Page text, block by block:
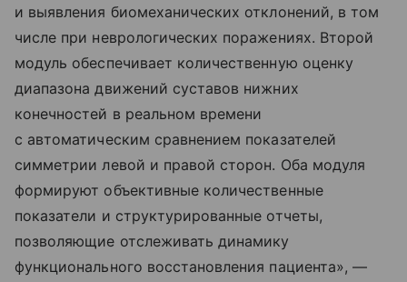
и выявления биомеханических отклонений, в том
числе при неврологических поражениях. Второй
модуль обеспечивает количественную оценку
диапазона движений суставов нижних
конечностей в реальном времени
с автоматическим сравнением показателей
симметрии левой и правой сторон. Оба модуля
формируют объективные количественные
показатели и структурированные отчеты,
позволяющие отслеживать динамику
функционального восстановления пациента», —